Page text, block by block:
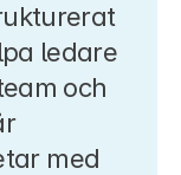
ledare
och
med